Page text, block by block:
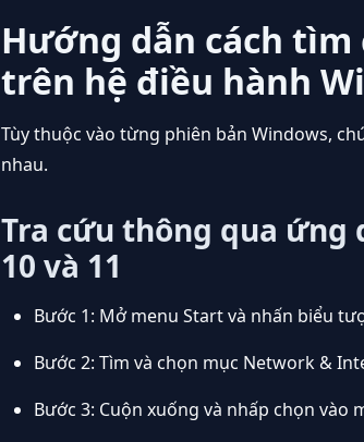
Hướng dẫn cách
trên hệ điều hành
Tùy thuộc vào từng phiên bản Windows,
nhau.
Tra cứu thông qua ứng
10 và 11
Bước 1: Mở menu Start và nhấn biểu
Bước 2: Tìm và chọn mục Network &
Bước 3: Cuộn xuống và nhấp chọn vào